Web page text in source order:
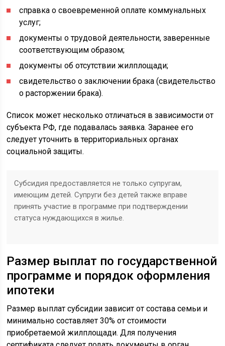
справка о своевременной оплате коммунальных
услуг;
документы о трудовой деятельности, заверенные
соответствующим образом;
документы об отсутствии жилплощади;
свидетельство о заключении брака (свидетельство
о расторжении брака).
Список может несколько отличаться в зависимости от
субъекта РФ, где подавалась заявка. Заранее его
следует уточнить в территориальных органах
социальной защиты.
Субсидия предоставляется не только супругам,
имеющим детей. Супруги без детей также вправе
принять участие в программе при подтверждении
статуса нуждающихся в жилье.
Размер выплат по государственной
программе и порядок оформления
ипотеки
Размер выплат субсидии зависит от состава семьи и
минимально составляет 30% от стоимости
приобретаемой жилплощади. Для получения